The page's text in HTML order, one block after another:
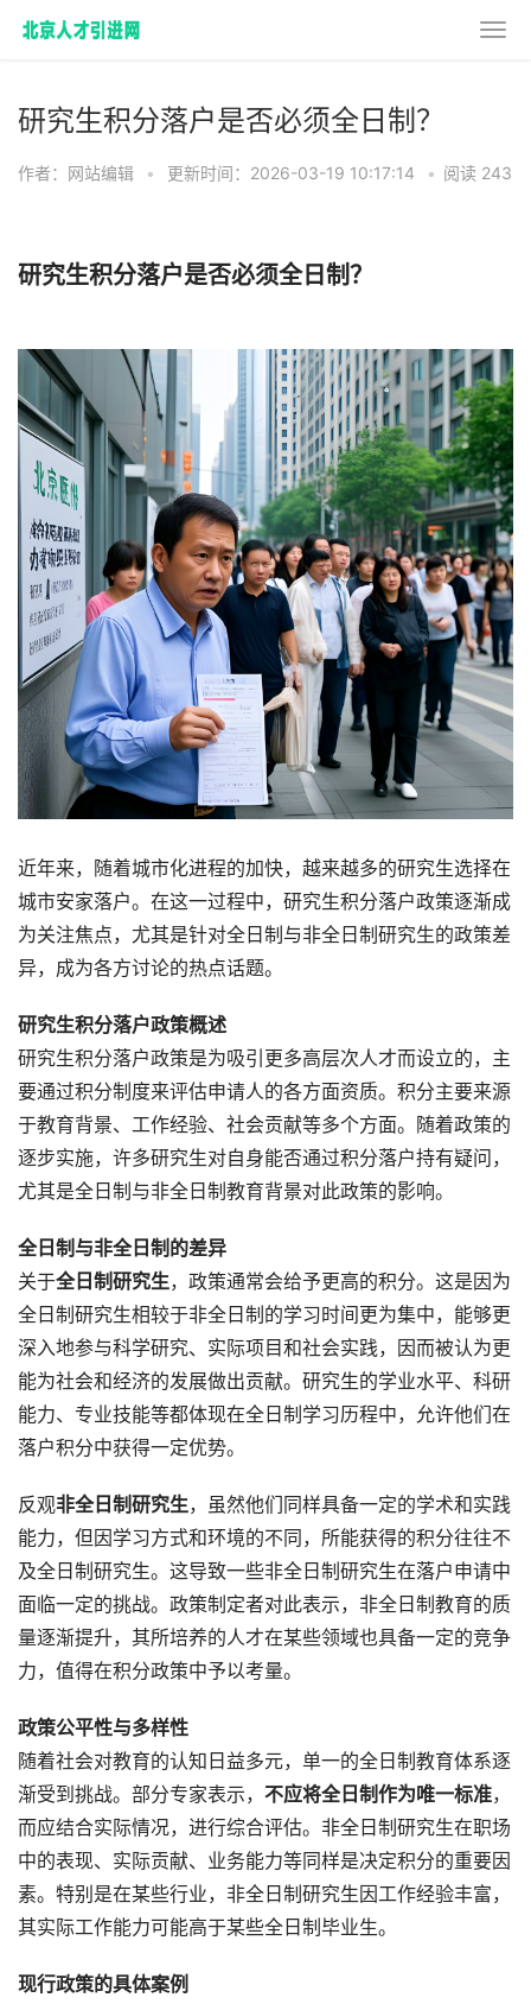
研究生积分落户是否必须全日制？
作者：网站编辑 • 更新时间：2026-03-19 10:17:14 • 阅读 243
研究生积分落户是否必须全日制？
近年来，随着城市化进程的加快，越来越多的研究生选择在
城市安家落户。在这一过程中，研究生积分落户政策逐渐成
为关注焦点，尤其是针对全日制与非全日制研究生的政策差
异，成为各方讨论的热点话题。
研究生积分落户政策概述
研究生积分落户政策是为吸引更多高层次人才而设立的，主
要通过积分制度来评估申请人的各方面资质。积分主要来源
于教育背景、工作经验、社会贡献等多个方面。随着政策的
逐步实施，许多研究生对自身能否通过积分落户持有疑问，
尤其是全日制与非全日制教育背景对此政策的影响。
全日制与非全日制的差异
关于全日制研究生，政策通常会给予更高的积分。这是因为
全日制研究生相较于非全日制的学习时间更为集中，能够更
深入地参与科学研究、实际项目和社会实践，因而被认为更
能为社会和经济的发展做出贡献。研究生的学业水平、科研
能力、专业技能等都体现在全日制学习历程中，允许他们在
落户积分中获得一定优势。
反观非全日制研究生，虽然他们同样具备一定的学术和实践
能力，但因学习方式和环境的不同，所能获得的积分往往不
及全日制研究生。这导致一些非全日制研究生在落户申请中
面临一定的挑战。政策制定者对此表示，非全日制教育的质
量逐渐提升，其所培养的人才在某些领域也具备一定的竞争
力，值得在积分政策中予以考量。
政策公平性与多样性
随着社会对教育的认知日益多元，单一的全日制教育体系逐
渐受到挑战。部分专家表示， 不应将全日制作为唯一标准，
而应结合实际情况，进行综合评估。非全日制研究生在职场
中的表现、实际贡献、业务能力等同样是决定积分的重要因
素。特别是在某些行业，非全日制研究生因工作经验丰富，
其实际工作能力可能高于某些全日制毕业生。
现行政策的具体案例